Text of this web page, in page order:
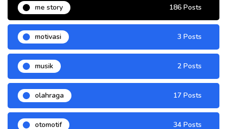
me story 186 Posts
motivasi 3 Posts
musik 2 Posts
olahraga 17 Posts
otomotif 34 Posts